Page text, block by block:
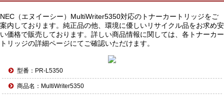
NEC（エヌイーシー）MultiWriter5350対応のトナーカートリッジをご
案内しております。純正品の他、環境に優しいリサイクル品をお求め安
い価格で販売しております。詳しい商品情報に関しては、各トナーカー
トリッジの詳細ページにてご確認いただけます。
型番：PR-L5350
商品名：MultiWriter5350